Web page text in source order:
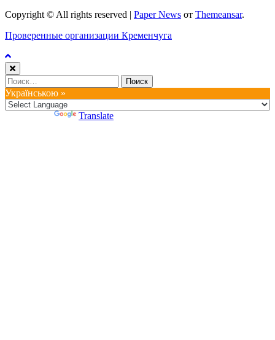
Copyright © All rights reserved | Paper News от Themeansar.
Проверенные организации Кременчуга
Найти:
Українською »
Translate